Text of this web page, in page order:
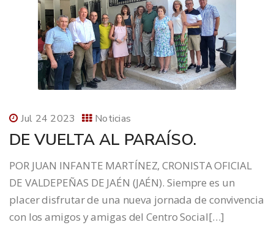
Jul 24 2023 Noticias
DE VUELTA AL PARAÍSO.
POR JUAN INFANTE MARTÍNEZ, CRONISTA OFICIAL
DE VALDEPEÑAS DE JAÉN (JAÉN). Siempre es un
placer disfrutar de una nueva jornada de convivencia
con los amigos y amigas del Centro Social[…]